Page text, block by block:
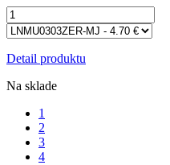
Detail produktu
Na sklade
1
2
3
4